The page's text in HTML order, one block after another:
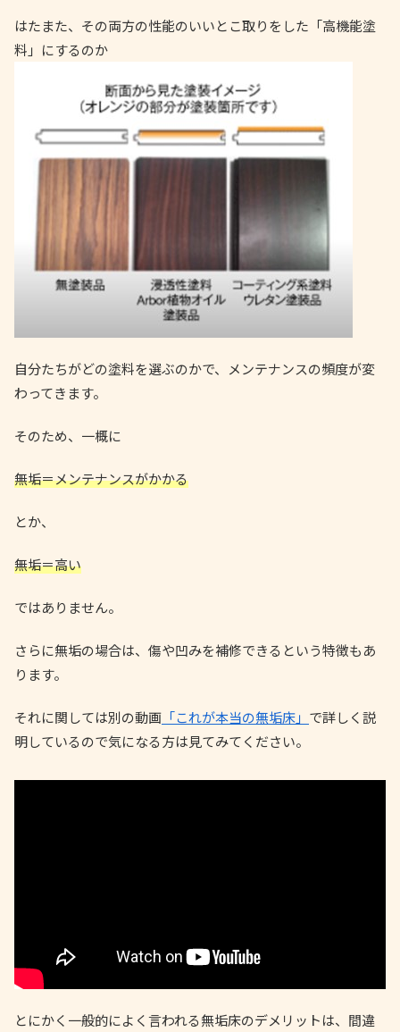
はたまた、その両方の性能のいいとこ取りをした「高機能塗
料」にするのか
自分たちがどの塗料を選ぶのかで、メンテナンスの頻度が変
わってきます。
そのため、一概に
無垢＝メンテナンスがかかる
とか、
無垢＝高い
ではありません。
さらに無垢の場合は、傷や凹みを補修できるという特徴もあ
ります。
それに関しては別の動画 「これが本当の無垢床」 で詳しく説
明しているので気になる方は見てみてください。
とにかく一般的によく言われる無垢床のデメリットは、間違